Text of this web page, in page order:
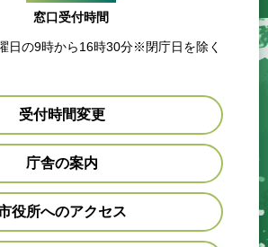
窓口受付時間
日の9時から16時30分※閉庁日を除く
受付時間変更
庁舎の案内
役所へのアクセス